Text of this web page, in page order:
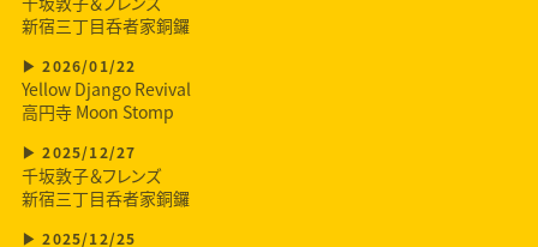
新宿三丁目呑者家銅鑼
2026/01/22
Yellow Django Revival
高円寺 Moon Stomp
2025/12/27
千坂敦子＆フレンズ
新宿三丁目呑者家銅鑼
2025/12/25